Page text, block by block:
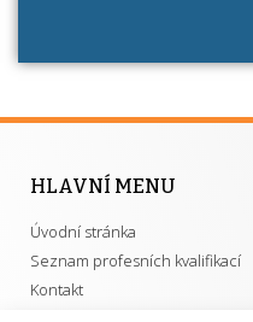
HLAVNÍ MENU
Úvodní stránka
Seznam profesních kvalifikací
Kontakt